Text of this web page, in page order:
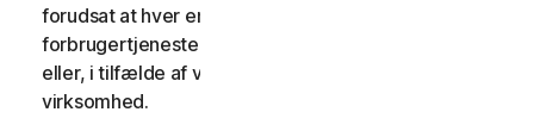
forudsat at hver enhed, der tilgår eller bruger
forbrugertjenesterne, tilhører en enkelt husstand
eller, i tilfælde af virksomhedstjenester, en enkelt
virksomhed.